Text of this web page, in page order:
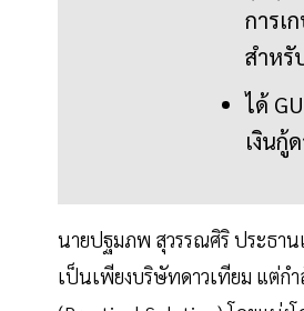
การเ
สำหรั
ได้
เงินกู้
นายปฐมภพ สุวรรณศิริ ประธา
เป็นเพียงบริษัทดาวเทียม แต่กำ